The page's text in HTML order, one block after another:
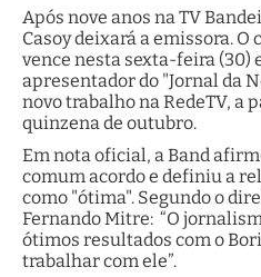
Após nove anos na TV
Casoy deixará a emissora.
vence nesta sexta-feira (30)
apresentador do "Jornal da
novo trabalho na RedeTV, a
quinzena de outubro.
Em nota oficial, a Band
comum acordo e definiu a
como "ótima". Segundo o
Fernando Mitre: “O
ótimos resultados com o
trabalhar com ele”.